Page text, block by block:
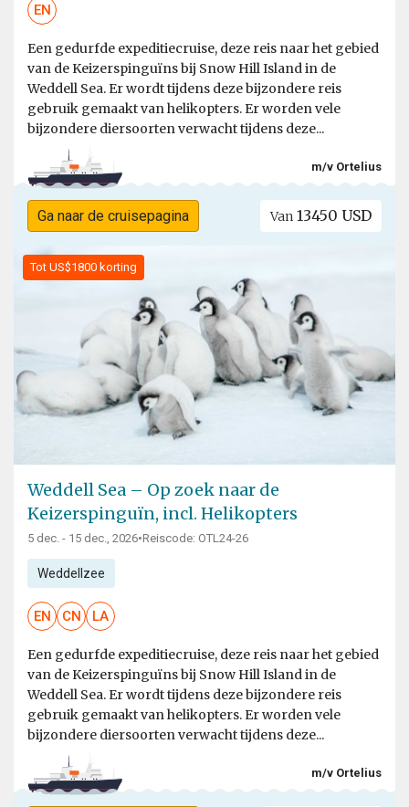
EN
Een gedurfde expeditiecruise, deze reis naar het gebied
van de Keizerspinguïns bij Snow Hill Island in de
Weddell Sea. Er wordt tijdens deze bijzondere reis
gebruik gemaakt van helikopters. Er worden vele
bijzondere diersoorten verwacht tijdens deze...
m/v Ortelius
Ga naar de cruisepagina Van 13450 USD
Tot US$1800 korting
Weddell Sea – Op zoek naar de
Keizerspinguïn, incl. Helikopters
5 dec. - 15 dec., 2026•Reiscode: OTL24-26
Weddellzee
EN CN LA
Een gedurfde expeditiecruise, deze reis naar het gebied
van de Keizerspinguïns bij Snow Hill Island in de
Weddell Sea. Er wordt tijdens deze bijzondere reis
gebruik gemaakt van helikopters. Er worden vele
bijzondere diersoorten verwacht tijdens deze...
m/v Ortelius